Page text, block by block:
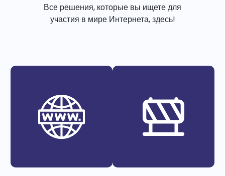
Все решения, которые вы ищете для
участия в мире Интернета, здесь!